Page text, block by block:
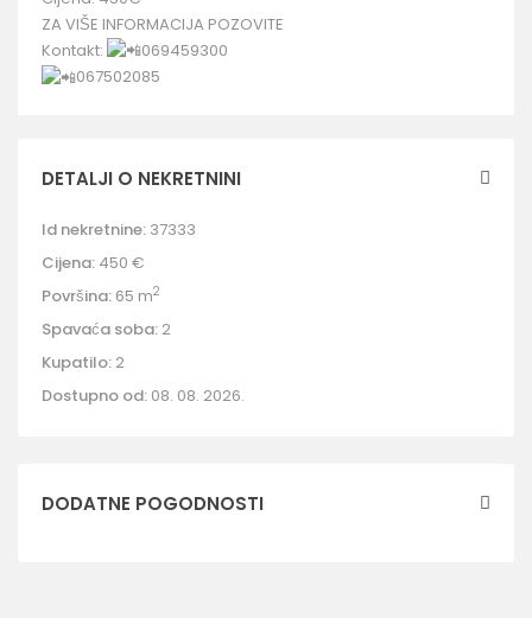
ZA VIŠE INFORMACIJA POZOVITE
Kontakt:
069459300
067502085
DETALJI O NEKRETNINI
Id nekretnine: 37333
Cijena: 450 €
Površina: 65 m2
Spavaća soba: 2
Kupatilo: 2
Dostupno od: 08. 08. 2026.
DODATNE POGODNOSTI